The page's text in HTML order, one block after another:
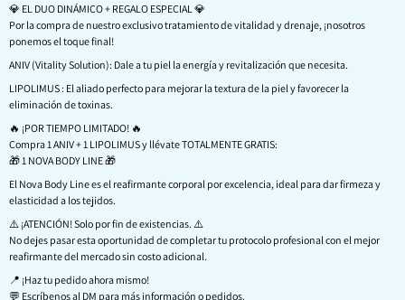
💎 EL DUO DINÁMICO + REGALO ESPECIAL 💎
Por la compra de nuestro exclusivo tratamiento de vitalidad y drenaje, ¡nosotros
ponemos el toque final!
ANIV (Vitality Solution): Dale a tu piel la energía y revitalización que necesita.
LIPOLIMUS : El aliado perfecto para mejorar la textura de la piel y favorecer la
eliminación de toxinas.
🔥 ¡POR TIEMPO LIMITADO! 🔥
Compra 1 ANIV + 1 LIPOLIMUS y llévate TOTALMENTE GRATIS:
🎁 1 NOVA BODY LINE 🎁
El Nova Body Line es el reafirmante corporal por excelencia, ideal para dar firmeza y
elasticidad a los tejidos.
⚠️ ¡ATENCIÓN! Solo por fin de existencias. ⚠️
No dejes pasar esta oportunidad de completar tu protocolo profesional con el mejor
reafirmante del mercado sin costo adicional.
📍 ¡Haz tu pedido ahora mismo!
💬 Escríbenos al DM para más información o pedidos.